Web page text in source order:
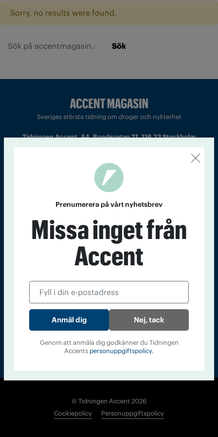
Sorry, no results were found.
Sök
Sveriges största tidning om droger och nykterhet
Tidningen Accent, A4, Bondegatan 21, 116 33 Stockholm
Chefredaktör och ansvarig utgivare: Barbro Janson Lundkvist,
barbro@a4.se.
Kontakt Om Tidningen Tidningsarkiv In English
Läs tidigare
Accent
© Tidningen Accent 2026
Cookiepolicy
Personuppgiftspolicy
Prenumerera på vårt nyhetsbrev
Missa inget från
Accent
Nej, tack
Genom att anmäla dig godkänner du Tidningen
Accents personuppgiftspolicy.